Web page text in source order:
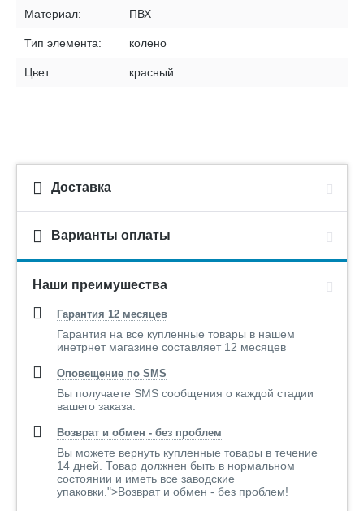
Материал: ПВХ
Тип элемента: колено
Цвет: красный
Доставка
Варианты оплаты
Наши преимушества
Гарантия 12 месяцев
Гарантия на все купленные товары в нашем
инетрнет магазине составляет 12 месяцев
Оповещение по SMS
Вы получаете SMS сообщения о каждой стадии
вашего заказа.
Возврат и обмен - без проблем
Вы можете вернуть купленные товары в течение
14 дней. Товар должнен быть в нормальном
состоянии и иметь все заводские
упаковки.">Возврат и обмен - без проблем!